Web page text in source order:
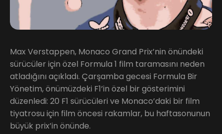
Max Verstappen, Monaco Grand Prix’nin önündeki
sürücüler için özel Formula 1 film taramasını neden
atladığını açıkladı. Çarşamba gecesi Formula Bir
Yönetim, önümüzdeki F1’in özel bir gösterimini
düzenledi: 20 F1 sürücüleri ve Monaco’daki bir film
tiyatrosu için film öncesi rakamlar, bu haftasonunun
büyük prix’in önünde.